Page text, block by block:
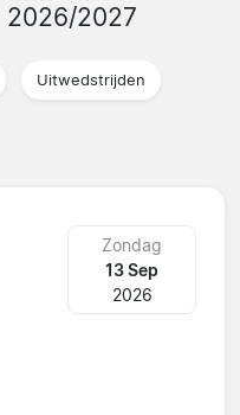
2026/2027
Uitwedstrijden
Zondag
13 Sep
2026